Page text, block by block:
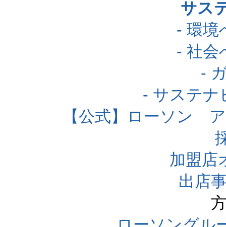
サス
- 環境
- 社会
-
- サステナ
【公式】ローソン
加盟店
出店